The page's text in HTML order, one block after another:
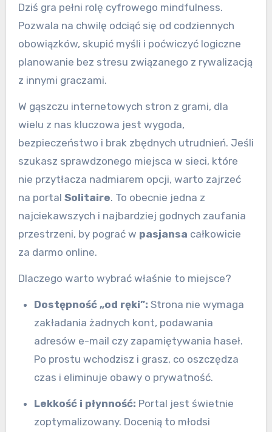
Dziś gra pełni rolę cyfrowego mindfulness.
Pozwala na chwilę odciąć się od codziennych
obowiązków, skupić myśli i poćwiczyć logiczne
planowanie bez stresu związanego z rywalizacją
z innymi graczami.
W gąszczu internetowych stron z grami, dla
wielu z nas kluczowa jest wygoda,
bezpieczeństwo i brak zbędnych utrudnień. Jeśli
szukasz sprawdzonego miejsca w sieci, które
nie przytłacza nadmiarem opcji, warto zajrzeć
na portal Solitaire. To obecnie jedna z
najciekawszych i najbardziej godnych zaufania
przestrzeni, by pograć w pasjansa całkowicie
za darmo online.
Dlaczego warto wybrać właśnie to miejsce?
Dostępność „od ręki”: Strona nie wymaga
zakładania żadnych kont, podawania
adresów e-mail czy zapamiętywania haseł.
Po prostu wchodzisz i grasz, co oszczędza
czas i eliminuje obawy o prywatność.
Lekkość i płynność: Portal jest świetnie
zoptymalizowany. Docenią to młodsi